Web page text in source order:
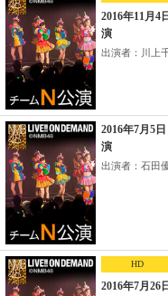
2016年11月4
演
出演者：川上
2016年7月5
演
出演者：石田
HD
2016年7月26